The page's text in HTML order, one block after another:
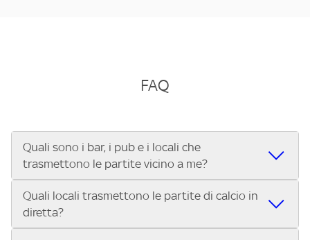
FAQ
Quali sono i bar, i pub e i locali che
trasmettono le partite vicino a me?
Se cerchi un bar, pub, ristorante o locale vicino a te per
vedere le partite di Serie A ENILIVE, la Serie C Sky Wifi, la
UEFA Champions League, la UEFA Europa League, la UEFA
Quali locali trasmettono le partite di calcio in
diretta?